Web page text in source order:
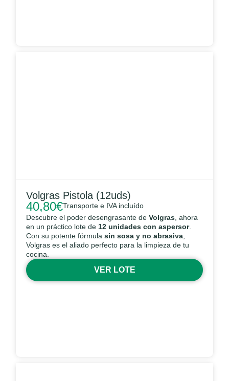
Volgras Pistola (12uds)
40,80€Transporte e IVA incluído
Descubre el poder desengrasante de Volgras , ahora
en un práctico lote de 12 unidades con aspersor.
Con su potente fórmula sin sosa y no abrasiva
Volgras es el aliado perfecto para la limpieza de tu
cocina.
VER LOTE